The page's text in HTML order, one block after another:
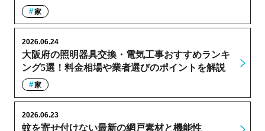
家
大阪府の照明器具交換・電気工事おすすめランキ
ング5選！料金相場や業者選びのポイントを解説
2026.06.24
家
蚊を寄せ付けない最新の網戸素材と機能性
2026.06.23